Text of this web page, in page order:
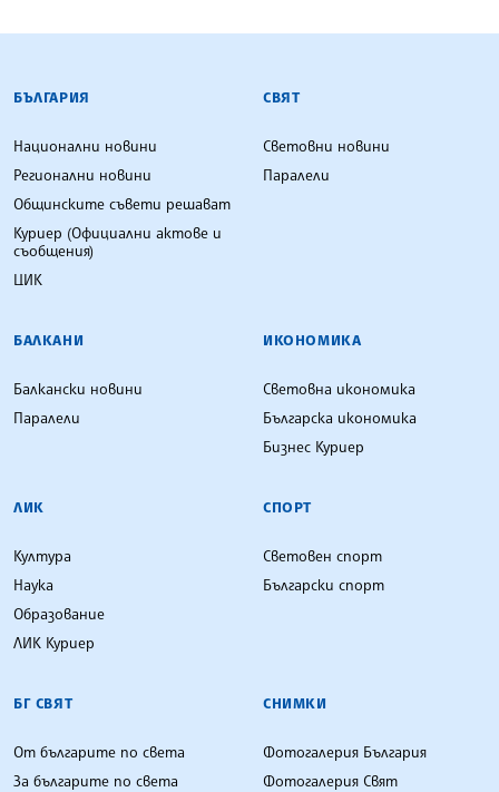
БЪЛГАРСКА ТЕЛЕГРАФНА АГЕНЦИЯ
БЪЛГАРИЯ
Национални новини
Регионални новини
Общинските съвети решават
Куриер (Официални актове и
съобщения)
ЦИК
СВЯТ
Световни новини
Паралели
БАЛКАНИ
Балкански новини
Паралели
ИКОНОМИКА
Световна икономика
Българска икономика
Бизнес Куриер
ЛИК
Култура
Наука
Образование
ЛИК Куриер
СПОРТ
Световен спорт
Български спорт
БГ СВЯТ
От българите по света
За българите по света
СНИМКИ
Фотогалерия България
Фотогалерия Свят